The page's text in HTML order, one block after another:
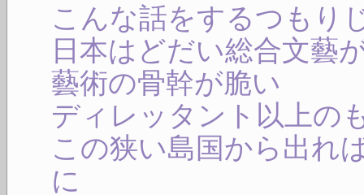
こんな話をするつもり
日本はどだい総合文藝
藝術の骨幹が脆い
ディレッタント以上の
この狭い島国から出れ
に